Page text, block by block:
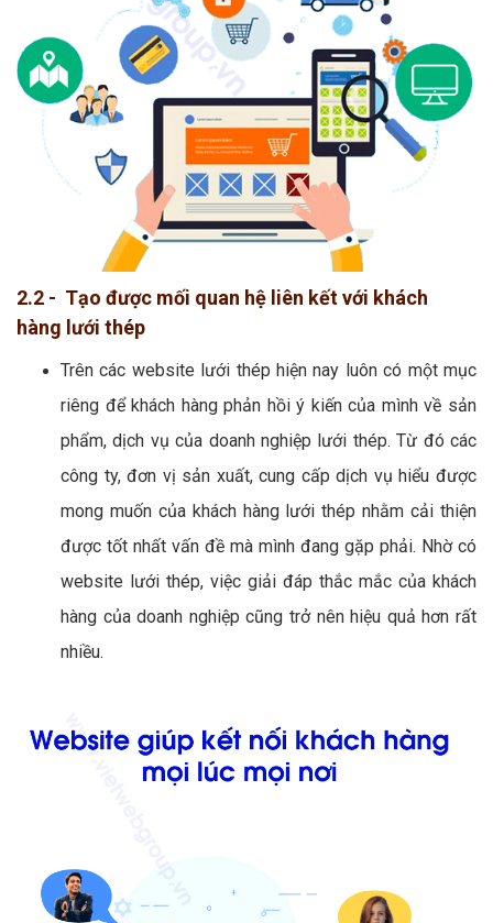
2.2 - Tạo được mối quan hệ liên kết với khách
hàng lưới thép
Trên các website lưới thép hiện nay luôn có một mục
riêng để khách hàng phản hồi ý kiến của mình về sản
phẩm, dịch vụ của doanh nghiệp lưới thép. Từ đó các
công ty, đơn vị sản xuất, cung cấp dịch vụ hiểu được
mong muốn của khách hàng lưới thép nhằm cải thiện
được tốt nhất vấn đề mà mình đang gặp phải. Nhờ có
website lưới thép, việc giải đáp thắc mắc của khách
hàng của doanh nghiệp cũng trở nên hiệu quả hơn rất
nhiều.